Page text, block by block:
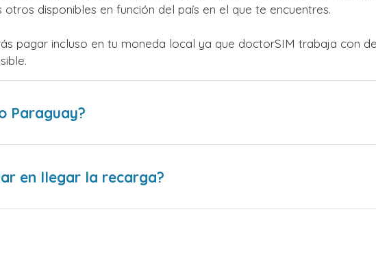
disponibles en función del país en el que te encuentres.
pagar incluso en tu moneda local ya que doctorSIM trabaja con
Paraguay?
en llegar la recarga?